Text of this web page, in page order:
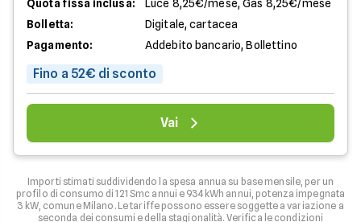
Quota fissa inclusa:
Luce 8,25€/mese, Gas 8,25€/mese
Bolletta:
Digitale, cartacea
Pagamento:
Addebito bancario, Bollettino
Fino a 52€ di sconto
Vai
Importi stimati suddividendo la spesa annua su base mensile, per un
profilo di consumo di 121 Smc annui e 934 kWh annui, potenza impegnata
3 kW, comune Milano. Le tariffe possono essere soggette a variazione a
seconda dei consumi e della stagionalità. Verifica le condizioni